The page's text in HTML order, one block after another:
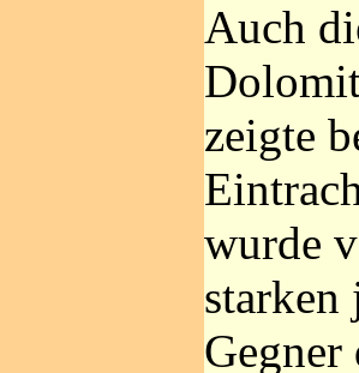
Auch
zeigte
wurde
starken
Gegner